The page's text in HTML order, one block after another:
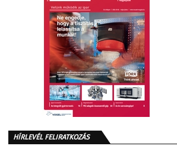
HÍRLEVÉL FELIRATKOZÁS